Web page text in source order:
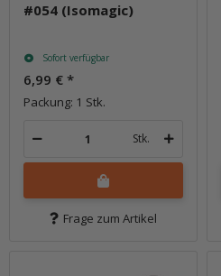
#054 (Isomagic)
Sofort verfügbar
6,99 € *
Packung: 1 Stk.
Stk.
Frage zum Artikel